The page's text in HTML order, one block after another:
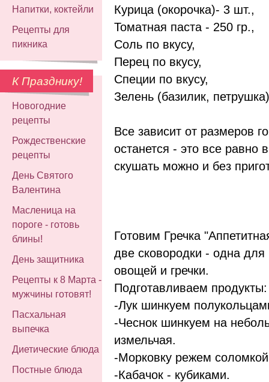
Напитки, коктейли
Рецепты для
пикника
К Празднику!
Новогодние
рецепты
Рождественские
рецепты
День Святого
Валентина
Масленица на
пороге - готовь
блины!
День защитника
Рецепты к 8 Марта -
мужчины готовят!
Пасхальная
выпечка
Диетические блюда
Постные блюда
Курица (окорочка)- 3 шт.,
Томатная паста - 250 гр.,
Соль по вкусу,
Перец по вкусу,
Специи по вкусу,
Зелень (базилик,
Все зависит от размеров
останется - это все равно
скушать можно и без
Готовим Гречка
две сковородки - одна
овощей и гречки.
Подготавливаем продукты:
-Лук шинкуем
-Чеснок шинкуем на
измельчая.
-Морковку режем
-Кабачок - кубиками.